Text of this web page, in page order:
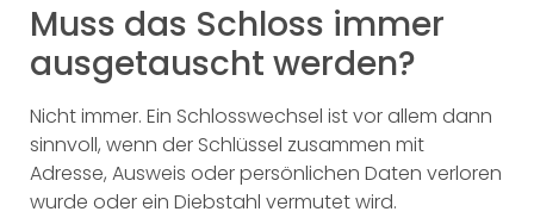
Muss das Schloss immer
ausgetauscht werden?
Nicht immer. Ein Schlosswechsel ist vor allem dann
sinnvoll, wenn der Schlüssel zusammen mit
Adresse, Ausweis oder persönlichen Daten verloren
wurde oder ein Diebstahl vermutet wird.